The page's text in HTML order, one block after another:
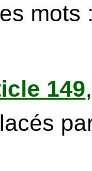
mots
149